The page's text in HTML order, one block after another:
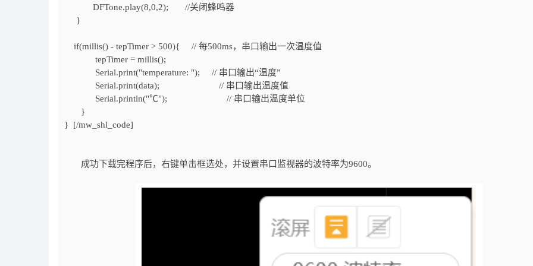
DFTone.play(8,0,2); //关闭蜂鸣器
}
if(millis() - tepTimer > 500){ // 每500ms，串口输出一次温度值
tepTimer = millis();
Serial.print("temperature: "); // 串口输出“温度”
Serial.print(data); // 串口输出温度值
Serial.println("℃"); // 串口输出温度单位
}
} [/mw_shl_code]
成功下载完程序后，右键单击框选处，并设置串口监视器的波特率为9600。